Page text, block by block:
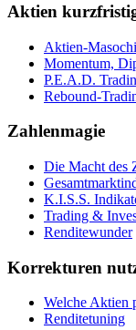
Aktien
Aktien-
Momentum,
P.E.A.D.
Rebound-
Zahlenmagie
Die Macht des
K.I.S.S.
Trading &
Renditewunder
Korrekturen
Welche Aktien
Renditetuning